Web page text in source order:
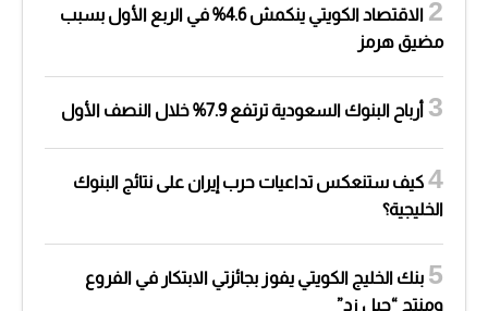
الاقتصاد الكويتي ينكمش 4.6% في الربع الأول بسبب
مضيق هرمز
أرباح البنوك السعودية ترتفع 7.9% خلال النصف الأول
كيف ستنعكس تداعيات حرب إيران على نتائج البنوك
الخليجية؟
بنك الخليج الكويتي يفوز بجائزتي الابتكار في الفروع
ومنتج “جيل زد”